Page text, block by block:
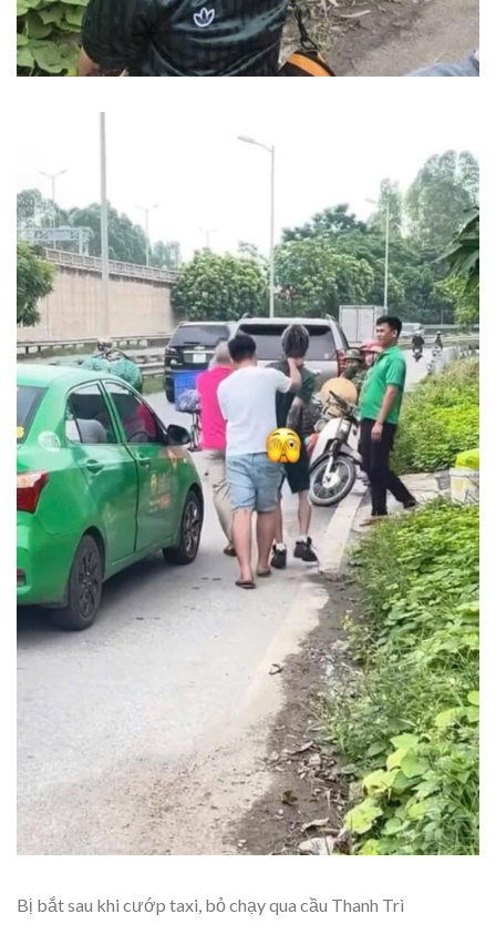
Bị bắt sau khi cướp taxi, bỏ chạy qua cầu Thanh Trì